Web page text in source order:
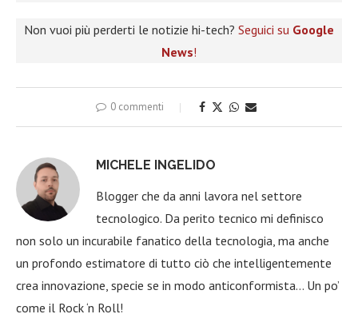
Non vuoi più perderti le notizie hi-tech? Seguici su Google
News!
0 commenti
MICHELE INGELIDO
Blogger che da anni lavora nel settore
tecnologico. Da perito tecnico mi definisco
non solo un incurabile fanatico della tecnologia, ma anche
un profondo estimatore di tutto ciò che intelligentemente
crea innovazione, specie se in modo anticonformista… Un po’
come il Rock ‘n Roll!